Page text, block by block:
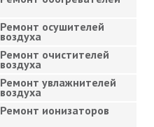
Ремонт осушителей
воздуха
Ремонт очистителей
воздуха
Ремонт увлажнителей
воздуха
Ремонт ионизаторов